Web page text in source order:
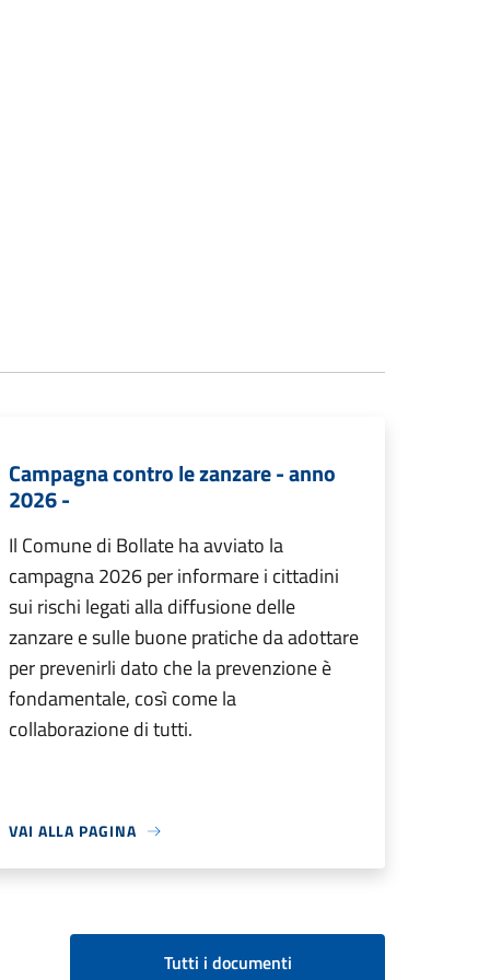
Campagna contro le zanzare - anno
2026 -
Il Comune di Bollate ha avviato la
campagna 2026 per informare i cittadini
sui rischi legati alla diffusione delle
zanzare e sulle buone pratiche da adottare
per prevenirli dato che la prevenzione è
fondamentale, così come la
collaborazione di tutti.
VAI ALLA PAGINA
Tutti i documenti